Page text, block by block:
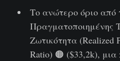
Το ανώτερο όριο από
Πραγματοποιημένης
Ζωτικότητα (Realized
Ratio) 🟠 ($33,2k),